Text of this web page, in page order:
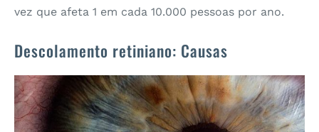
vez que afeta 1 em cada 10.000 pessoas por ano.
Descolamento retiniano: Causas